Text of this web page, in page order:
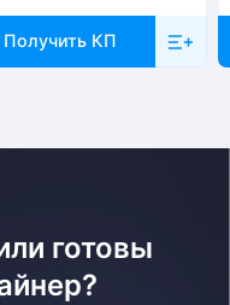
Получить КП
готовы